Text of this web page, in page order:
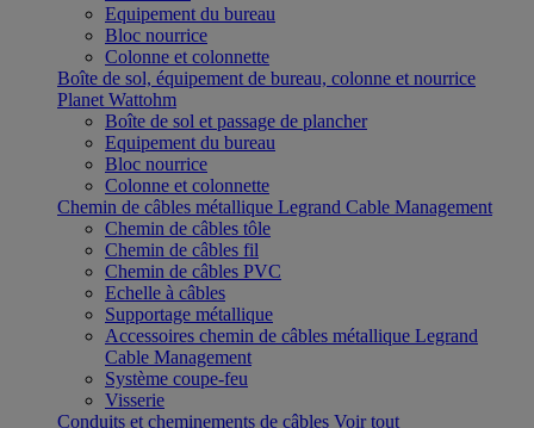
Equipement du bureau
Bloc nourrice
Colonne et colonnette
Boîte de sol, équipement de bureau, colonne et nourrice
Planet Wattohm
Boîte de sol et passage de plancher
Equipement du bureau
Bloc nourrice
Colonne et colonnette
Chemin de câbles métallique Legrand Cable Management
Chemin de câbles tôle
Chemin de câbles fil
Chemin de câbles PVC
Echelle à câbles
Supportage métallique
Accessoires chemin de câbles métallique Legrand
Cable Management
Système coupe-feu
Visserie
Conduits et cheminements de câbles Voir tout